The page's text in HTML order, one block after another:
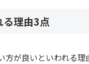
る理由3点
方が良いといわれる